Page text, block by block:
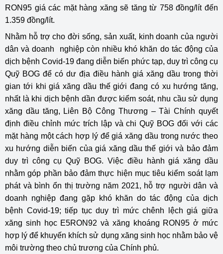
RON95 giá các mặt hàng xăng sẽ tăng từ 758 đồng/lít đến
1.359 đồng/lít.
Nhằm hỗ trợ cho đời sống, sản xuất, kinh doanh của người
dân và doanh nghiệp còn nhiều khó khăn do tác động của
dịch bệnh Covid-19 đang diễn biến phức tạp, duy trì công cụ
Quỹ BOG để có dư địa điều hành giá xăng dầu trong thời
gian tới khi giá xăng dầu thế giới đang có xu hướng tăng,
nhất là khi dịch bệnh dần được kiểm soát, nhu cầu sử dụng
xăng dầu tăng, Liên Bộ Công Thương – Tài Chính quyết
định điều chỉnh mức trích lập và chi Quỹ BOG đối với các
mặt hàng một cách hợp lý để giá xăng dầu trong nước theo
xu hướng diễn biến của giá xăng dầu thế giới và bảo đảm
duy trì công cụ Quỹ BOG. Việc điều hành giá xăng dầu
nhằm góp phần bảo đảm thực hiện mục tiêu kiểm soát lạm
phát và bình ổn thị trường năm 2021, hỗ trợ người dân và
doanh nghiệp đang gặp khó khăn do tác động của dịch
bệnh Covid-19; tiếp tục duy trì mức chênh lệch giá giữa
xăng sinh học E5RON92 và xăng khoáng RON95 ở mức
hợp lý để khuyến khích sử dụng xăng sinh học nhằm bảo vệ
môi trường theo chủ trương của Chính phủ.